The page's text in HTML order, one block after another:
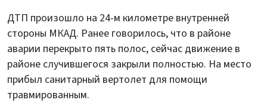
ДТП произошло на 24-м километре внутренней
стороны МКАД. Ранее говорилось, что в районе
аварии перекрыто пять полос, сейчас движение в
районе случившегося закрыли полностью. На место
прибыл санитарный вертолет для помощи
травмированным.